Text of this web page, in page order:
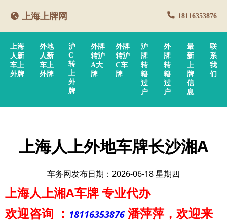
上海上牌网 18116353876
上海
人新
车上
外牌
外地
人新
车上
外牌
沪
C
转
上
外
牌
外牌
转沪
A大
牌
外牌
转沪
C车
牌
沪
牌
转
籍
过
户
外
牌
转
籍
过
户
最
新
上
牌
信
息
联
系
我
们
上海人上外地车牌长沙湘A
车务网发布日期：2026-06-18 星期四
上海人上湘A车牌专业代办
欢迎咨询 ： 18116353876 潘萍萍 ，欢迎来